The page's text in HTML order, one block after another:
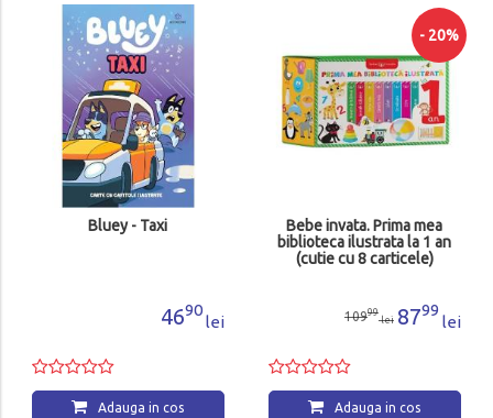
Bluey - Taxi
4690
lei
Adauga in cos
- 20%
Bebe invata. Prima mea
biblioteca ilustrata la 1 an
(cutie cu 8 carticele)
10999
lei 8799
lei
Adauga in cos